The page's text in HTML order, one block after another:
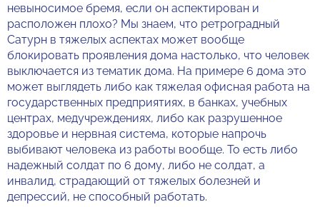
невыносимое бремя, если он аспектирован и
расположен плохо? Мы знаем, что ретроградный
Сатурн в тяжелых аспектах может вообще
блокировать проявления дома настолько, что человек
выключается из тематик дома. На примере 6 дома это
может выглядеть либо как тяжелая офисная работа на
государственных предприятиях, в банках, учебных
центрах, медучреждениях, либо как разрушенное
здоровье и нервная система, которые напрочь
выбивают человека из работы вообще. То есть либо
надежный солдат по 6 дому, либо не солдат, а
инвалид, страдающий от тяжелых болезней и
депрессий, не способный работать.